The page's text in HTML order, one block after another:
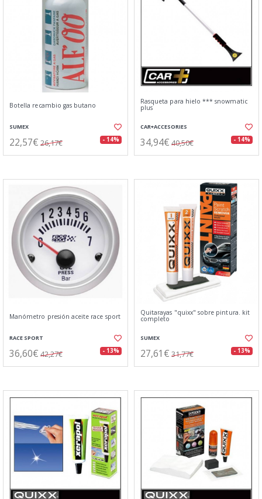
Botella recambio gas butano
SUMEX
22,57€ 26,17€ - 14%
Rasqueta para hielo *** snowmatic
plus
CAR+ACCESORIES
34,94€ 40,50€ - 14%
Manómetro presión aceite race sport
RACE SPORT
36,60€ 42,27€ - 13%
Quitarayas "quixx" sobre pintura. kit
completo
SUMEX
27,61€ 31,77€ - 13%